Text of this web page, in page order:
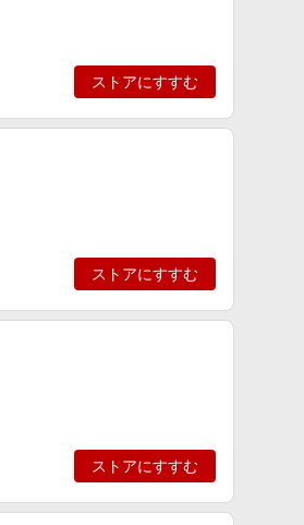
ストアにすすむ
ストアにすすむ
ストアにすすむ